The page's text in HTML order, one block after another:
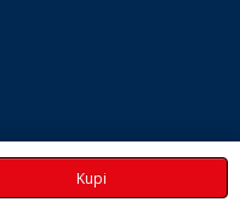
Kupi